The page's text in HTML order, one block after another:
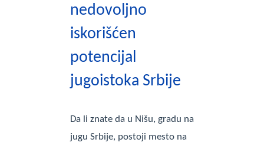
nedovoljno
iskorišćen
potencijal
jugoistoka Srbije
Da li znate da u Nišu, gradu na
jugu Srbije, postoji mesto na